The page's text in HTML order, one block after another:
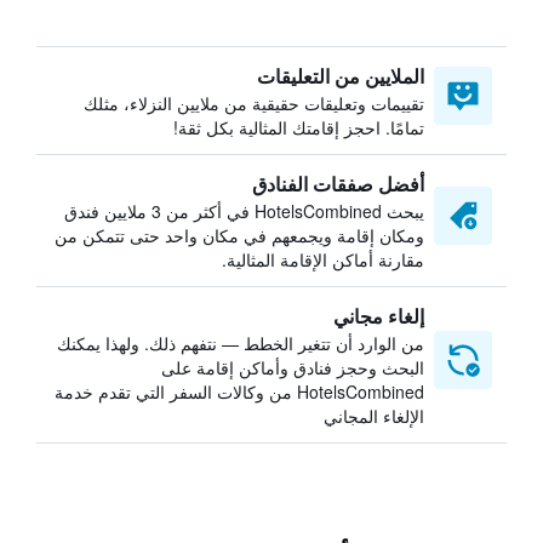
الملايين من التعليقات
تقييمات وتعليقات حقيقية من ملايين النزلاء، مثلك
تمامًا. احجز إقامتك المثالية بكل ثقة!
أفضل صفقات الفنادق
يبحث HotelsCombined في أكثر من 3 ملايين فندق
ومكان إقامة ويجمعهم في مكان واحد حتى تتمكن من
مقارنة أماكن الإقامة المثالية.
إلغاء مجاني
من الوارد أن تتغير الخطط — نتفهم ذلك. ولهذا يمكنك
البحث وحجز فنادق وأماكن إقامة على
HotelsCombined من وكالات السفر التي تقدم خدمة
الإلغاء المجاني